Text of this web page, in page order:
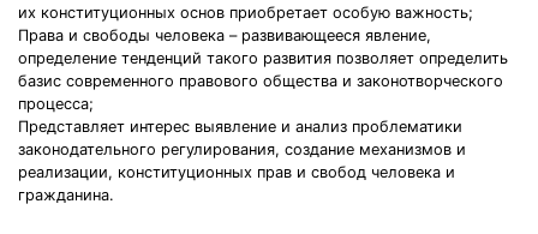
их конституционных основ приобретает особую важность;
Права и свободы человека – развивающееся явление,
определение тенденций такого развития позволяет определить
базис современного правового общества и законотворческого
процесса;
Представляет интерес выявление и анализ проблематики
законодательного регулирования, создание механизмов и
реализации, конституционных прав и свобод человека и
гражданина.